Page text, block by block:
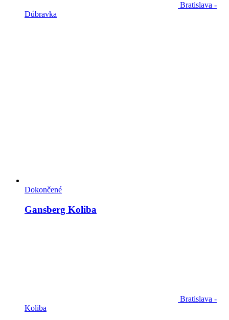
Bratislava -
Dúbravka
Dokončené
Gansberg Koliba
Bratislava -
Koliba